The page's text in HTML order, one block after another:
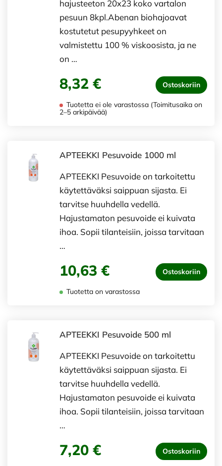
hajusteeton 20x23 koko vartalon
pesuun 8kpl.Abenan biohajoavat
kostutetut pesupyyhkeet on
valmistettu 100 % viskoosista, ja ne
on …
8,32 € Ostoskoriin
Tuotetta ei ole varastossa (Toimitusaika on
2–5 arkipäivää)
APTEEKKI Pesuvoide 1000 ml
APTEEKKI Pesuvoide on tarkoitettu
käytettäväksi saippuan sijasta. Ei
tarvitse huuhdella vedellä.
Hajustamaton pesuvoide ei kuivata
ihoa. Sopii tilanteisiin, joissa tarvitaan
…
10,63 € Ostoskoriin
Tuotetta on varastossa
APTEEKKI Pesuvoide 500 ml
APTEEKKI Pesuvoide on tarkoitettu
käytettäväksi saippuan sijasta. Ei
tarvitse huuhdella vedellä.
Hajustamaton pesuvoide ei kuivata
ihoa. Sopii tilanteisiin, joissa tarvitaan
…
7,20 € Ostoskoriin